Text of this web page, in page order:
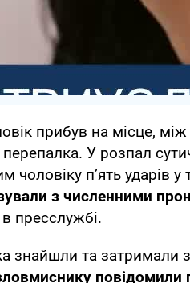
прибув на місце,
У розпал
чоловіку п’ять ударів у
з численними
пресслужбі.
знайшли та затримали
повідомили